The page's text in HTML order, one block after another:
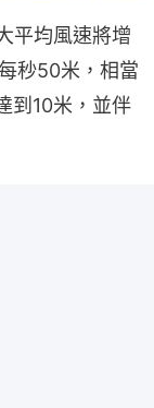
平均風速將增
秒50米，相當
到10米，並伴